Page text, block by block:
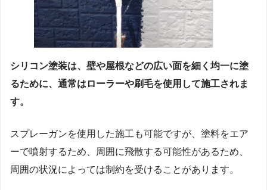
シリコン塗装は、壁や屋根などの広い面を細く均一に塗
るために、通常はローラーや刷毛を使用して施工されま
す。
スプレーガンを使用した施工も可能ですが、塗料をエア
ーで噴射するため、周囲に飛散する可能性があるため、
周囲の状況によっては制約を受けることがあります。